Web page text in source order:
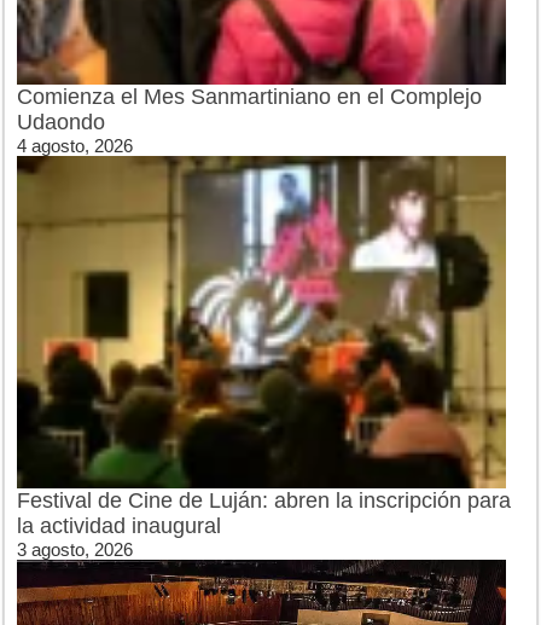
Comienza el Mes Sanmartiniano en el Complejo
Udaondo
4 agosto, 2026
Festival de Cine de Luján: abren la inscripción para
la actividad inaugural
3 agosto, 2026